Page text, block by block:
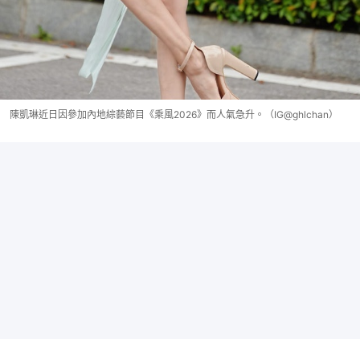
陳凱琳近日因參加內地綜藝節目《乘風2026》而人氣急升。（IG@ghlchan）